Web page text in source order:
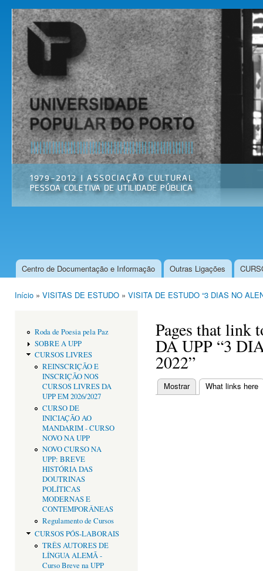
Universidade
Popular do
Porto
Associação
Cultural
Menu principal
Centro de Documentação e Informação Outras Ligações
Início » VISITAS DE ESTUDO » VISITA DE ESTUDO “3 DIAS NO
Roda de Poesia pela Paz
SOBRE A UPP
CURSOS LIVRES
REINSCRIÇÃO E
INSCRIÇÃO NOS
CURSOS LIVRES DA
UPP EM 2026/2027
CURSO DE
INICIAÇÃO AO
MANDARIM - CURSO
NOVO NA UPP
NOVO CURSO NA
UPP: BREVE
HISTÓRIA DAS
DOUTRINAS
POLÍTICAS
MODERNAS E
CONTEMPORÂNEAS
Regulamento de Cursos
CURSOS PÓS-LABORAIS
TRÊS AUTORES DE
LÍNGUA ALEMÃ -
Curso Breve na UPP
Pages that link
DA UPP “3
2022”
Separadores
Mostrar What links here